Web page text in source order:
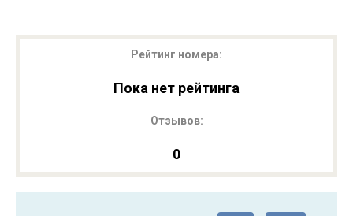
Рейтинг номера:
Пока нет рейтинга
Отзывов:
0